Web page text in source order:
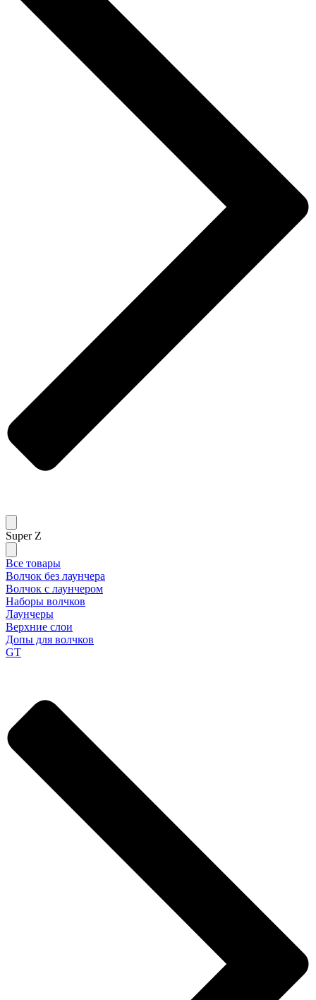
Super Z
Все товары
Волчок без лаунчера
Волчок с лаунчером
Наборы волчков
Лаунчеры
Верхние слои
Допы для волчков
GT